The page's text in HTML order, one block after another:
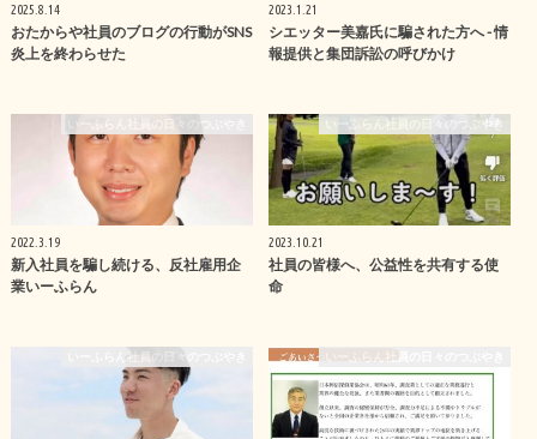
2025.8.14
おたからや社員のブログの行動がSNS
炎上を終わらせた
2023.1.21
シエッター美嘉氏に騙された方へ - 情
報提供と集団訴訟の呼びかけ
いーふらん社員の日々のつぶやき
2022.3.19
新入社員を騙し続ける、反社雇用企
業いーふらん
いーふらん社員の日々のつぶやき
2023.10.21
社員の皆様へ、公益性を共有する使
命
いーふらん社員の日々のつぶやき